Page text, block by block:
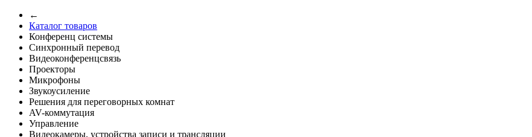
←
Каталог товаров
Конференц системы
Синхронный перевод
Видеоконференцсвязь
Проекторы
Микрофоны
Звукоусиление
Решения для переговорных комнат
AV-коммутация
Управление
Видеокамеры, устройства записи и трансляции